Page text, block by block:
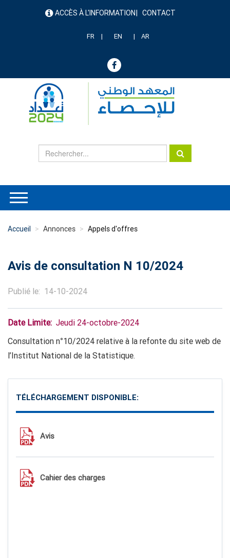
menu ACCÈS À L'INFORMATION CONTACT
FR EN AR
Accueil Annonces Appels d'offres
Avis de consultation N 10/2024
Publié le 14-10-2024
Date Limite Jeudi 24-octobre-2024
Consultation n°10/2024 relative à la refonte du site web de
l’Institut National de la Statistique.
TÉLÉCHARGEMENT DISPONIBLE:
Avis
Cahier des charges